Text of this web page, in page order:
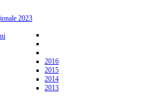
2023
2016
2015
2014
2013